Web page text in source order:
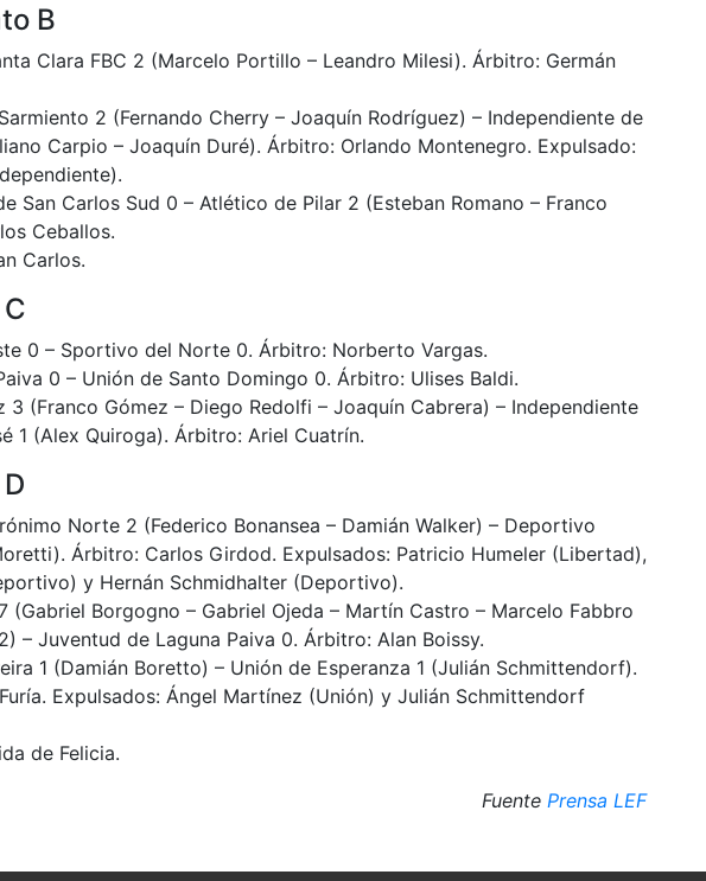
B
Clara FBC 2 (Marcelo Portillo – Leandro Milesi). Árbitro: Germán
2 (Fernando Cherry – Joaquín Rodríguez) – Independiente de
Carpio – Joaquín Duré). Árbitro: Orlando Montenegro. Expulsado:
San Carlos Sud 0 – Atlético de Pilar 2 (Esteban Romano – Franco
Ceballos.
Carlos.
0 – Sportivo del Norte 0. Árbitro: Norberto Vargas.
0 – Unión de Santo Domingo 0. Árbitro: Ulises Baldi.
3 (Franco Gómez – Diego Redolfi – Joaquín Cabrera) – Independiente
1 (Alex Quiroga). Árbitro: Ariel Cuatrín.
Norte 2 (Federico Bonansea – Damián Walker) – Deportivo
Árbitro: Carlos Girdod. Expulsados: Patricio Humeler (Libertad),
y Hernán Schmidhalter (Deportivo).
(Gabriel Borgogno – Gabriel Ojeda – Martín Castro – Marcelo Fabbro
– Juventud de Laguna Paiva 0. Árbitro: Alan Boissy.
1 (Damián Boretto) – Unión de Esperanza 1 (Julián Schmittendorf).
Expulsados: Ángel Martínez (Unión) y Julián Schmittendorf
de Felicia.
Fuente Prensa LEF